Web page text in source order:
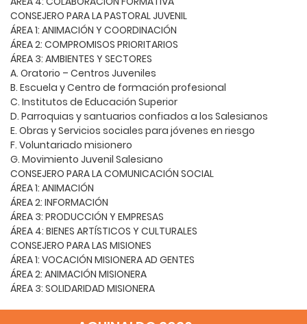
CONSEJERO PARA LA PASTORAL JUVENIL
ÁREA 1: ANIMACIÓN Y COORDINACIÓN
ÁREA 2: COMPROMISOS PRIORITARIOS
ÁREA 3: AMBIENTES Y SECTORES
A. Oratorio – Centros Juveniles
B. Escuela y Centro de formación profesional
C. Institutos de Educación Superior
D. Parroquias y santuarios confiados a los Salesianos
E. Obras y Servicios sociales para jóvenes en riesgo
F. Voluntariado misionero
G. Movimiento Juvenil Salesiano
CONSEJERO PARA LA COMUNICACIÓN SOCIAL
ÁREA 1: ANIMACIÓN
ÁREA 2: INFORMACIÓN
ÁREA 3: PRODUCCIÓN Y EMPRESAS
ÁREA 4: BIENES ARTÍSTICOS Y CULTURALES
CONSEJERO PARA LAS MISIONES
ÁREA 1: VOCACIÓN MISIONERA AD GENTES
ÁREA 2: ANIMACIÓN MISIONERA
ÁREA 3: SOLIDARIDAD MISIONERA